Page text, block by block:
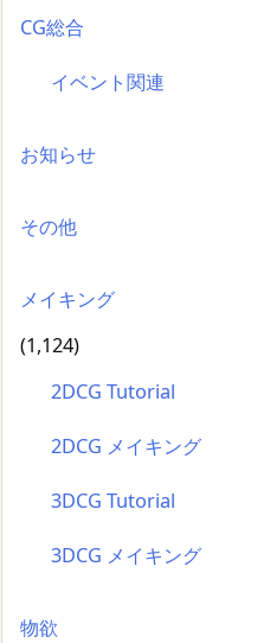
CG総合
イベント関連
お知らせ
その他
メイキング
(1,124)
2DCG Tutorial
2DCG メイキング
3DCG Tutorial
3DCG メイキング
物欲